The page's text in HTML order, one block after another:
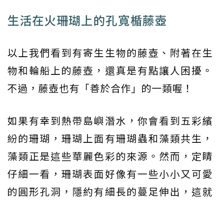
生活在火珊瑚上的孔寬楯藤壺
以上我們看到有寄生生物的藤壺、附著在生
物和輪船上的藤壺，還真是有點讓人困擾。
不過，藤壺也有「善於合作」的一類喔！
如果有幸到熱帶島嶼潛水，你會看到五彩繽
紛的珊瑚，珊瑚上面有珊瑚蟲和藻類共生，
藻類正是這些華麗色彩的來源。然而，定睛
仔細一看，珊瑚表面好像有一些小小又可愛
的圓形孔洞，隱約有細長的蔓足伸出，這就